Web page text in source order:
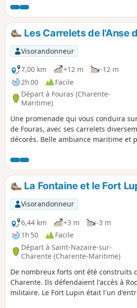
un départ alternatif ⚠️ 15 juin 2026 :
descriptif pour un départ de la zone
Les Carrelets de l'Anse
Visorandonneur
7,00 km
+12 m
-12 m
2h 00
Facile
Départ à Fouras (Charente-
Maritime)
Une promenade qui vous conduira
de Fouras, avec ses carrelets
décorés. Belle ambiance maritime et
La Fontaine et le Fort
Visorandonneur
6,44 km
+3 m
-3 m
1h 50
Facile
Départ à Saint-Nazaire-sur-
Charente (Charente-Maritime)
De nombreux forts ont été construits
Charente. Ils défendaient l'accès à
militaire. Le Fort Lupin était l'un